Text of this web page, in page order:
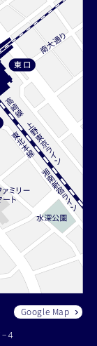
Google Map
４